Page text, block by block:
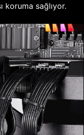
koruma sağlıyor.